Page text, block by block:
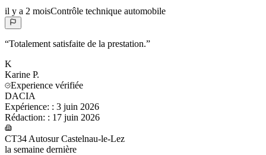
il y a 2 moisContrôle technique automobile
“Totalement satisfaite de la prestation.”
K
Karine P.
Experience vérifiée
DACIA
Expérience: : 3 juin 2026
Rédaction: : 17 juin 2026
CT34 Autosur Castelnau-le-Lez
la semaine dernière